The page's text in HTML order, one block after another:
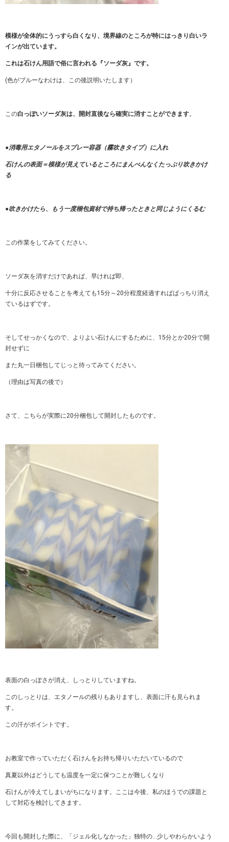
模様が全体的にうっすら白くなり、境界線のところが特にはっきり白いラ
インが出ています。
これは石けん用語で俗に言われる『ソーダ灰』です。
(色がブルーなわけは、この後説明いたします）
この白っぽいソーダ灰は、開封直後なら確実に消すことができます。
●消毒用エタノールをスプレー容器（霧吹きタイプ）に入れ
石けんの表面＝模様が見えているところにまんべんなくたっぷり吹きかけ
る
●吹きかけたら、もう一度梱包資材で持ち帰ったときと同じようにくるむ
この作業をしてみてください。
ソーダ灰を消すだけであれば、早ければ即、
十分に反応させることを考えても15分～20分程度経過すればばっちり消え
ているはずです。
そしてせっかくなので、よりよい石けんにするために、15分とか20分で開
封せずに
また丸一日梱包してじっと待ってみてください。
（理由は写真の後で）
さて、こちらが実際に20分梱包して開封したものです。
表面の白っぽさが消え、しっとりしていますね。
このしっとりは、エタノールの残りもありますし、表面に汗も見られま
す。
この汗がポイントです。
お教室で作っていただく石けんをお持ち帰りいただいているので
真夏以外はどうしても温度を一定に保つことが難しくなり
石けんが冷えてしまいがちになります。ここは今後、私のほうでの課題と
して対応を検討してきます。
今回も開封した際に、「ジェル化しなかった」独特の…少しやわらかいよう